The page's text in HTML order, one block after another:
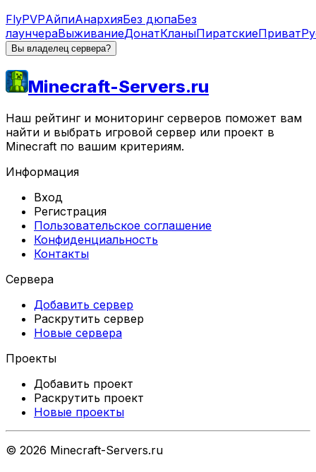
FlyPVPАйпиАнархияБез дюпаБез
лаунчераВыживаниеДонатКланыПиратскиеПриват
Вы владелец сервера?
Minecraft-Servers.ru
Наш рейтинг и мониторинг серверов поможет вам
найти и выбрать игровой сервер или проект в
Minecraft по вашим критериям.
Информация
Вход
Регистрация
Пользовательское соглашение
Конфиденциальность
Контакты
Сервера
Добавить сервер
Раскрутить сервер
Новые сервера
Проекты
Добавить проект
Раскрутить проект
Новые проекты
© 2026 Minecraft-Servers.ru